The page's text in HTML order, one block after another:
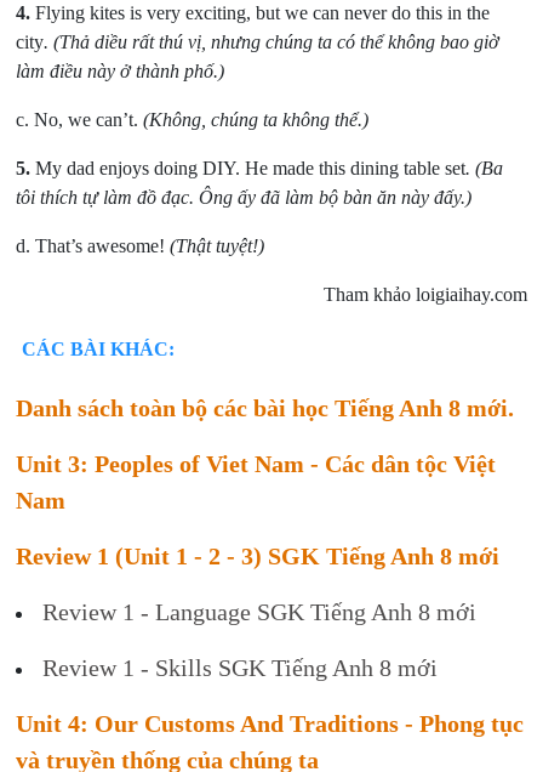
4. Flying kites is very exciting, but we can never do this in the
city.(Thả diều rất thú vị, nhưng chúng ta có thể không bao giờ
làm điều này ở thành phố.)
c. No, we can’t.(Không, chúng ta không thể.)
5. My dad enjoys doing DIY. He made this dining table set. (Ba
tôi thích tự làm đồ đạc. Ông ấy đã làm bộ bàn ăn này đấy.)
d. That’s awesome!(Thật tuyệt!)
Tham khảo loigiaihay.com
CÁC BÀI KHÁC:
Danh sách toàn bộ các bài học Tiếng Anh 8 mới.
Unit 3: Peoples of Viet Nam - Các dân tộc Việt
Nam
Review 1 (Unit 1 - 2 - 3) SGK Tiếng Anh 8 mới
Review 1 - Language SGK Tiếng Anh 8 mới
Review 1 - Skills SGK Tiếng Anh 8 mới
Unit 4: Our Customs And Traditions - Phong tục
và truyền thống của chúng ta